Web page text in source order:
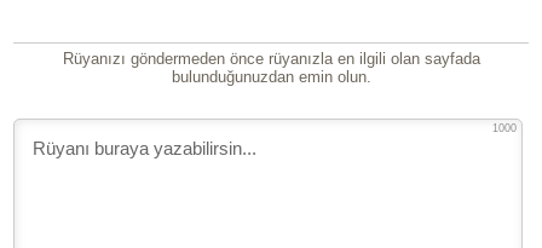
Rüyanızı göndermeden önce rüyanızla en ilgili olan sayfada
bulunduğunuzdan emin olun.
1000